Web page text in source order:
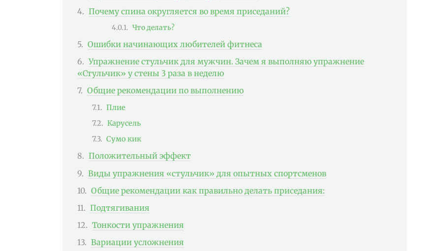
Почему спина округляется во время приседаний?
Что делать?
Ошибки начинающих любителей фитнеса
Упражнение стульчик для мужчин. Зачем я выполняю упражнение
«Стульчик» у стены 3 раза в неделю
Общие рекомендации по выполнению
Плие
Карусель
Сумо кик
Положительный эффект
Виды упражнения «стульчик» для опытных спортсменов
Общие рекомендации как правильно делать приседания:
Подтягивания
Тонкости упражнения
Вариации усложнения